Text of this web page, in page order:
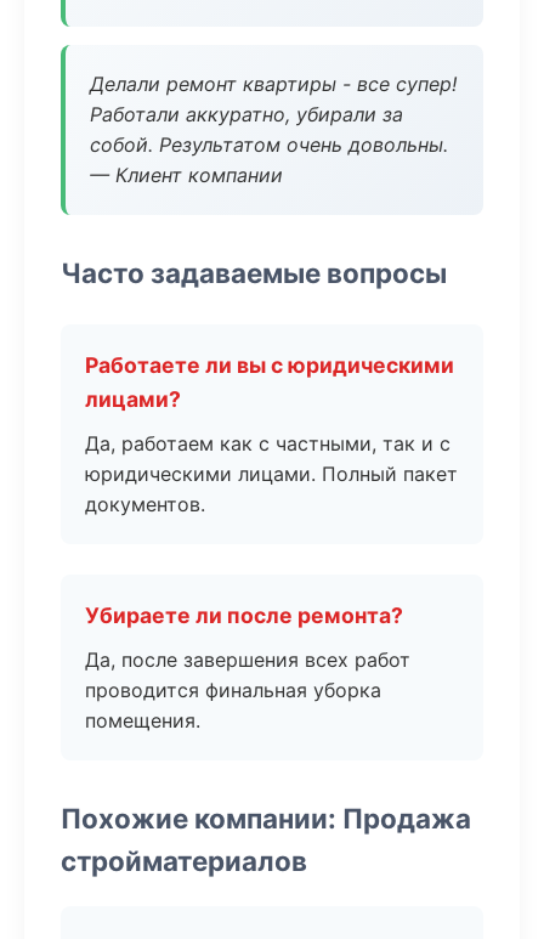
Делали ремонт квартиры - все супер!
Работали аккуратно, убирали за
собой. Результатом очень довольны.
— Клиент компании
Часто задаваемые вопросы
Работаете ли вы с юридическими
лицами?
Да, работаем как с частными, так и с
юридическими лицами. Полный пакет
документов.
Убираете ли после ремонта?
Да, после завершения всех работ
проводится финальная уборка
помещения.
Похожие компании: Продажа
стройматериалов